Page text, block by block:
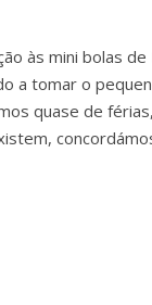
às mini bolas
a tomar o
quase de